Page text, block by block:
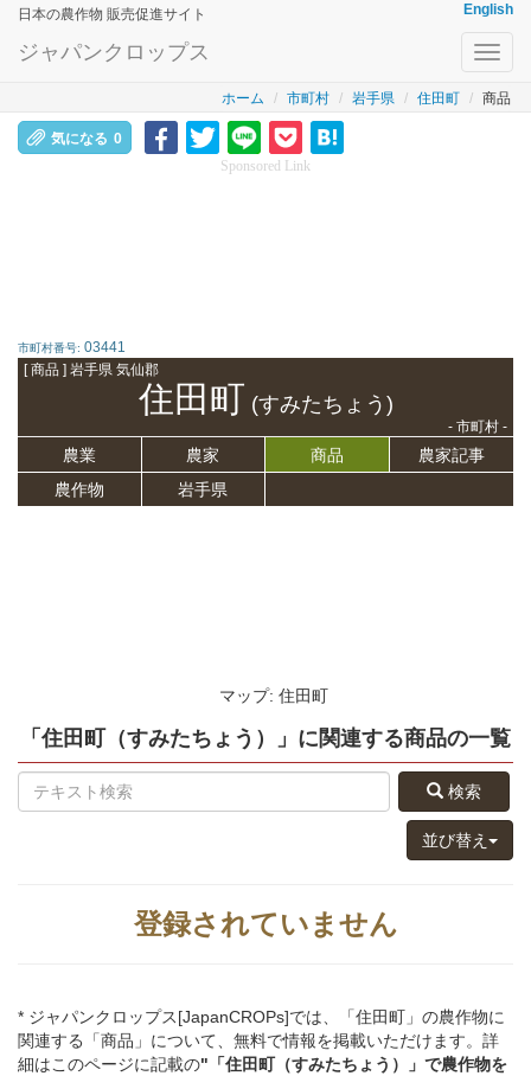
日本の農作物 販売促進サイト English
ジャパンクロップス
ホーム 市町村 岩手県 住田町 商品
気になる 0
Sponsored Link
市町村番号: 03441
[ 商品 ] 岩手県 気仙郡
住田町 (すみたちょう)
- 市町村 -
農業 農家 商品
農家記事
農作物
岩手県
マップ: 住田町
「住田町（すみたちょう）」 に関連する商品の一覧
検索
並び替え
登録されていません
* ジャパンクロップス[JapanCROPs]では、「住田町」の農作物に
関連する「商品」について、無料で情報を掲載いただけます。詳
細はこのページに記載の"「住田町（すみたちょう）」 で農作物を